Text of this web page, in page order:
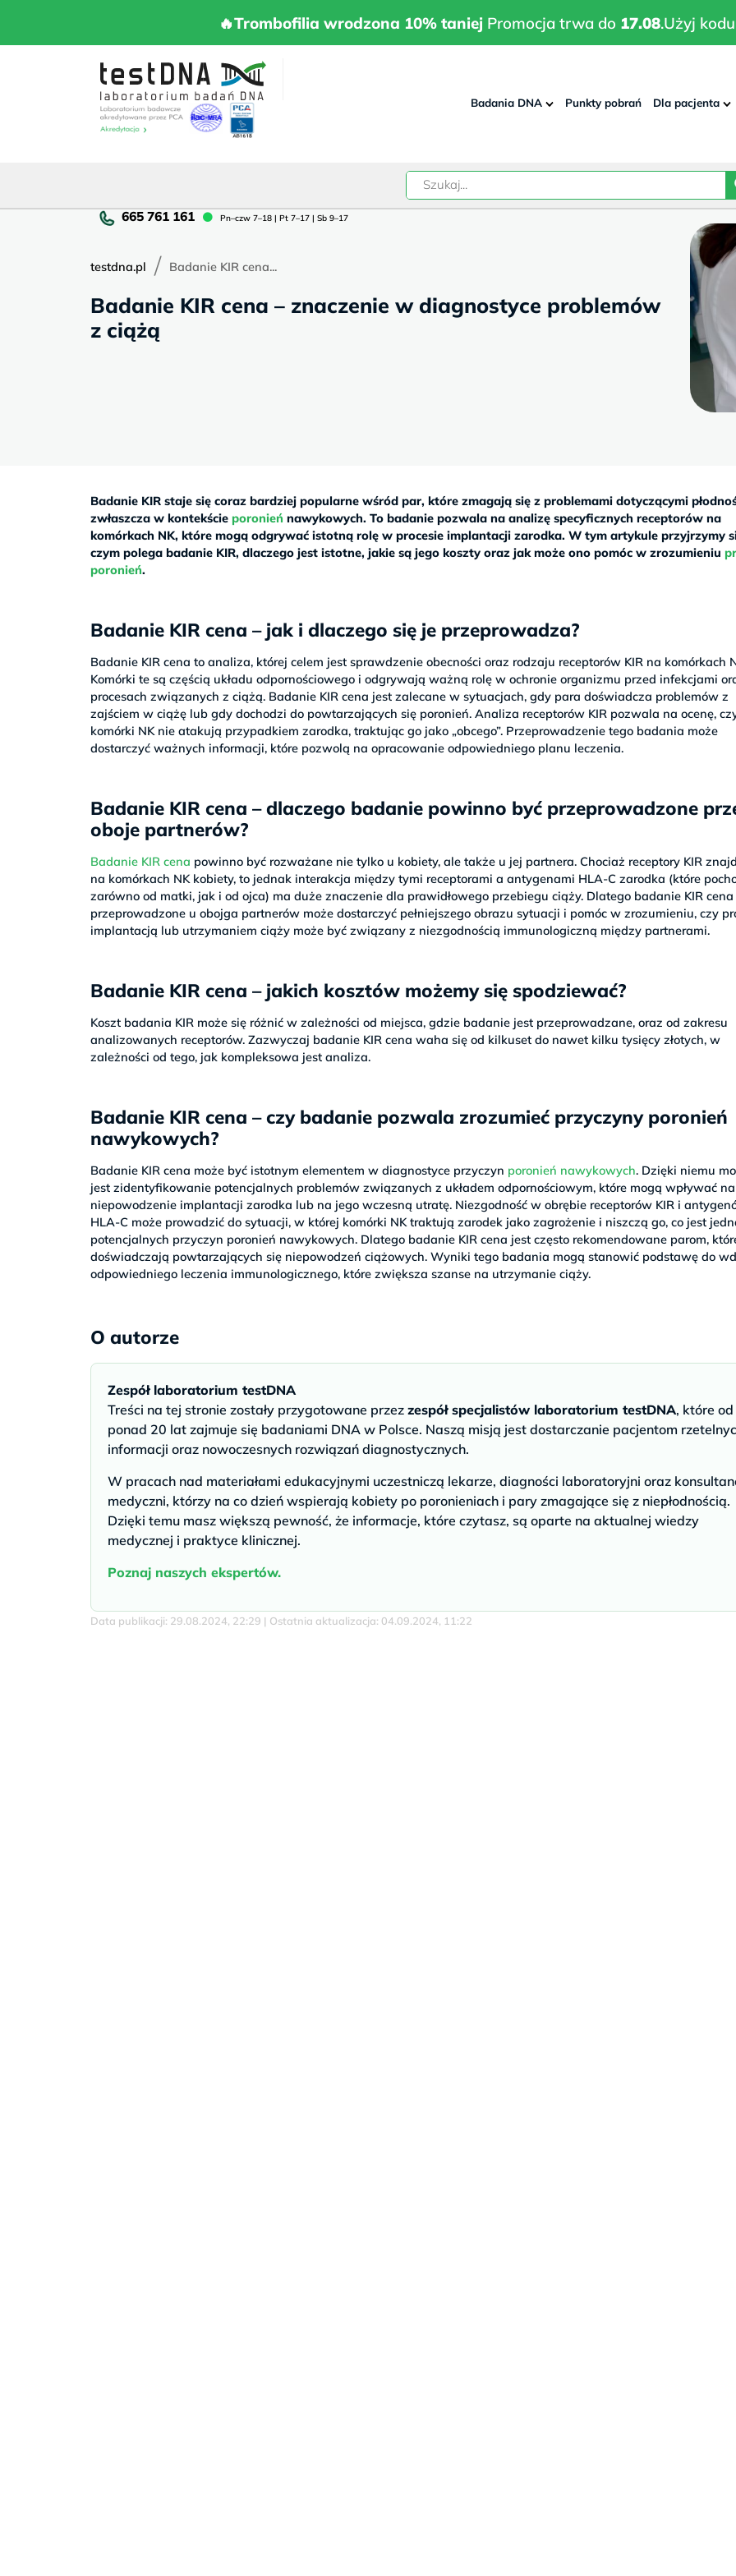
🔥Trombofilia wrodzona 10% taniej Promocja trwa do 17.08.Użyj
🔥Trombofilia wrodzona 10% taniej Promocja trwa do 17.08.Użyj kodu:
Pn–czw 7–18 | Pt 7–17 | Sb 9–17Pn–
Pt
7–
Badania DNA Punkty pobrań Dla pacjenta
testdna.pl / Badanie KIR cena...
Badanie KIR cena – znaczenie w diagnostyce problemów
z ciążą
Badanie KIR staje się coraz bardziej popularne wśród par, które zmagają się z problemami dotyczącymi
zwłaszcza w kontekścieporonień nawykowych. To badanie pozwala na analizę specyficznych receptorów na
komórkach NK, które mogą odgrywać istotną rolę w procesie implantacji zarodka. W tym artykule przyjrzymy
czym polega badanie KIR, dlaczego jest istotne, jakie są jego koszty oraz jak może ono pomóc w zrozumieniu
poronień.
Badanie KIR cena – jak i dlaczego się je przeprowadza?
Badanie KIR cena to analiza, której celem jest sprawdzenie obecności oraz rodzaju receptorów KIR na komórkach
Komórki te są częścią układu odpornościowego i odgrywają ważną rolę w ochronie organizmu przed infekcjami
procesach związanych z ciążą. Badanie KIR cena jest zalecane w sytuacjach, gdy para doświadcza problemów z
zajściem w ciążę lub gdy dochodzi do powtarzających się poronień. Analiza receptorów KIR pozwala na ocenę,
komórki NK nie atakują przypadkiem zarodka, traktując go jako „obcego”. Przeprowadzenie tego badania może
dostarczyć ważnych informacji, które pozwolą na opracowanie odpowiedniego planu leczenia.
Badanie KIR cena – dlaczego badanie powinno być przeprowadzone
oboje partnerów?
Badanie KIR cena powinno być rozważane nie tylko u kobiety, ale także u jej partnera. Chociaż receptory KIR
na komórkach NK kobiety, to jednak interakcja między tymi receptorami a antygenami HLA-C zarodka (które
zarówno od matki, jak i od ojca) ma duże znaczenie dla prawidłowego przebiegu ciąży. Dlatego badanie KIR cena
przeprowadzone u obojga partnerów może dostarczyć pełniejszego obrazu sytuacji i pomóc w zrozumieniu, czy
implantacją lub utrzymaniem ciąży może być związany z niezgodnością immunologiczną między partnerami.
Badanie KIR cena – jakich kosztów możemy się spodziewać?
Koszt badania KIR może się różnić w zależności od miejsca, gdzie badanie jest przeprowadzane, oraz od zakresu
analizowanych receptorów. Zazwyczaj badanie KIR cena waha się od kilkuset do nawet kilku tysięcy złotych, w
zależności od tego, jak kompleksowa jest analiza.
Badanie KIR cena – czy badanie pozwala zrozumieć przyczyny poronień
nawykowych?
Badanie KIR cena może być istotnym elementem w diagnostyce przyczyn poronień nawykowych. Dzięki niemu
jest zidentyfikowanie potencjalnych problemów związanych z układem odpornościowym, które mogą wpływać na
niepowodzenie implantacji zarodka lub na jego wczesną utratę. Niezgodność w obrębie receptorów KIR i
HLA-C może prowadzić do sytuacji, w której komórki NK traktują zarodek jako zagrożenie i niszczą go, co jest
potencjalnych przyczyn poronień nawykowych. Dlatego badanie KIR cena jest często rekomendowane parom,
doświadczają powtarzających się niepowodzeń ciążowych. Wyniki tego badania mogą stanowić podstawę do
odpowiedniego leczenia immunologicznego, które zwiększa szanse na utrzymanie ciąży.
O autorze
Zespół laboratorium testDNA
Treści na tej stronie zostały przygotowane przezzespół specjalistów laboratorium testDNA, które od
ponad 20 lat zajmuje się badaniami DNA w Polsce. Naszą misją jest dostarczanie pacjentom
informacji oraz nowoczesnych rozwiązań diagnostycznych.
W pracach nad materiałami edukacyjnymi uczestniczą lekarze, diagności laboratoryjni oraz
medyczni, którzy na co dzień wspierają kobiety po poronieniach i pary zmagające się z niepłodnością.
Dzięki temu masz większą pewność, że informacje, które czytasz, są oparte na aktualnej wiedzy
medycznej i praktyce klinicznej.
Poznaj naszych ekspertów.
Data publikacji: 29.08.2024, 22:29 | Ostatnia aktualizacja: 04.09.2024, 11:22